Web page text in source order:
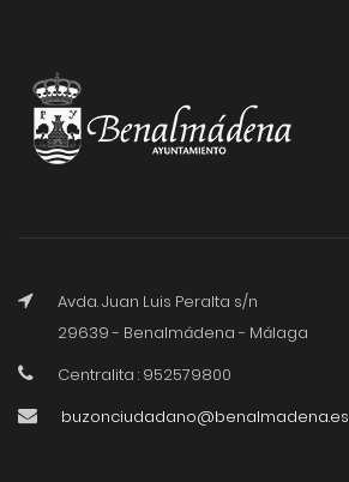
Avda. Juan Luis Peralta s/n
29639 - Benalmádena - Málaga
Centralita : 952579800
buzonciudadano@benalmadena.es